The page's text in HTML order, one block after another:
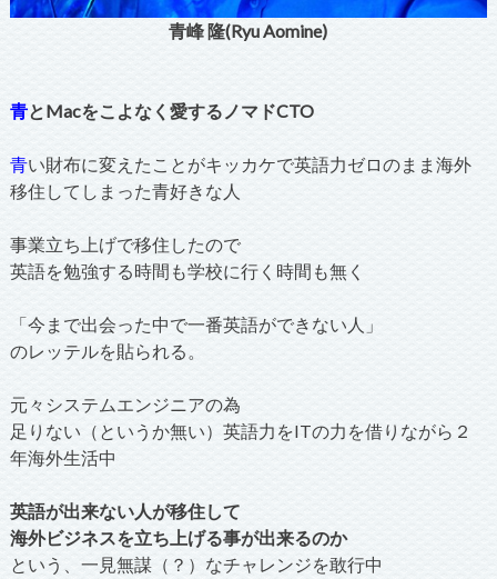
青峰 隆(Ryu Aomine)
青とMacをこよなく愛するノマドCTO
青い財布に変えたことがキッカケで英語力ゼロのまま海外
移住してしまった青好きな人
事業立ち上げで移住したので
英語を勉強する時間も学校に行く時間も無く
「今まで出会った中で一番英語ができない人」
のレッテルを貼られる。
元々システムエンジニアの為
足りない（というか無い）英語力をITの力を借りながら２
年海外生活中
英語が出来ない人が移住して
海外ビジネスを立ち上げる事が出来るのか
という、一見無謀（？）なチャレンジを敢行中